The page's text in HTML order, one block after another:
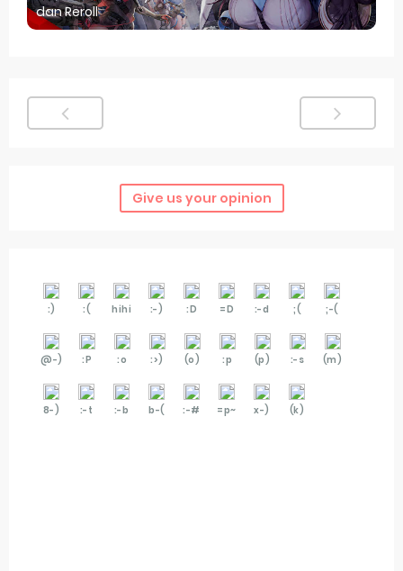
dan Reroll
Give us your opinion
:) :( hihi :-) :D =D :-d ;( ;-(
@-) :P :o :>) (o) :p (p) :-s (m)
8-) :-t :-b b-( :-# =p~ x-) (k)